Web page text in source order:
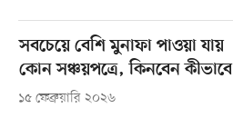
সবচেয়ে বেশি মুনাফা পাওয়া যায়
কোন সঞ্চয়পত্রে, কিনবেন কীভাবে
১৫ ফেব্রুয়ারি ২০২৬